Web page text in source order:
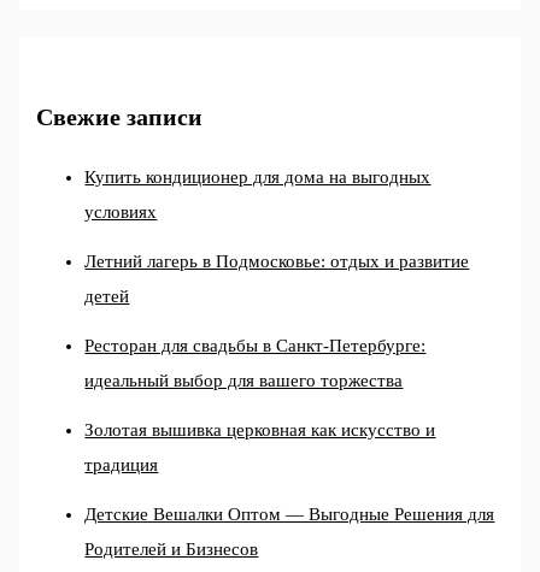
Свежие записи
Купить кондиционер для дома на выгодных
условиях
Летний лагерь в Подмосковье: отдых и развитие
детей
Ресторан для свадьбы в Санкт-Петербурге:
идеальный выбор для вашего торжества
Золотая вышивка церковная как искусство и
традиция
Детские Вешалки Оптом — Выгодные Решения для
Родителей и Бизнесов